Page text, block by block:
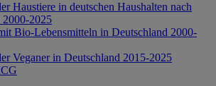
Haustiere in deutschen Haushalten nach
2000-2025
Bio-Lebensmitteln in Deutschland 2000-
Veganer in Deutschland 2015-2025